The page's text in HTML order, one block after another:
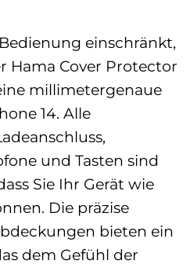
einschränkt,
Hama Cover Protector
millimetergenaue
14. Alle
und Tasten sind
Sie Ihr Gerät wie
Die präzise
bieten ein
dem Gefühl der